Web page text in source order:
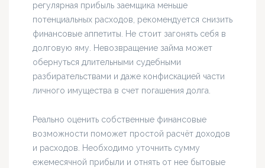
регулярная прибыль заемщика меньше
потенциальных расходов, рекомендуется снизить
финансовые аппетиты. Не стоит загонять себя в
долговую яму. Невозвращение займа может
обернуться длительными судебными
разбирательствами и даже конфискацией части
личного имущества в счет погашения долга.
Реально оценить собственные финансовые
возможности поможет простой расчёт доходов
и расходов. Необходимо уточнить сумму
ежемесячной прибыли и отнять от нее бытовые